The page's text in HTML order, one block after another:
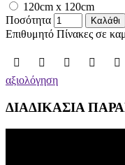
120cm x 120cm
Ποσότητα
Καλάθι
Επιθυμητό Πίνακες σε
αξιολόγηση
ΔΙΑΔΙΚΑΣΙΑ